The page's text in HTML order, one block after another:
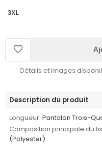
3XL
Détails et images
Description du produit
Longueur: Pantalon Trois-
Composition principale du
(Polyester)